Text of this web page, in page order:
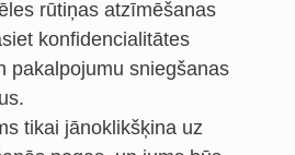
rūtiņas atzīmēšanas
konfidencialitātes
pakalpojumu sniegšanas
tikai jānoklikšķina uz